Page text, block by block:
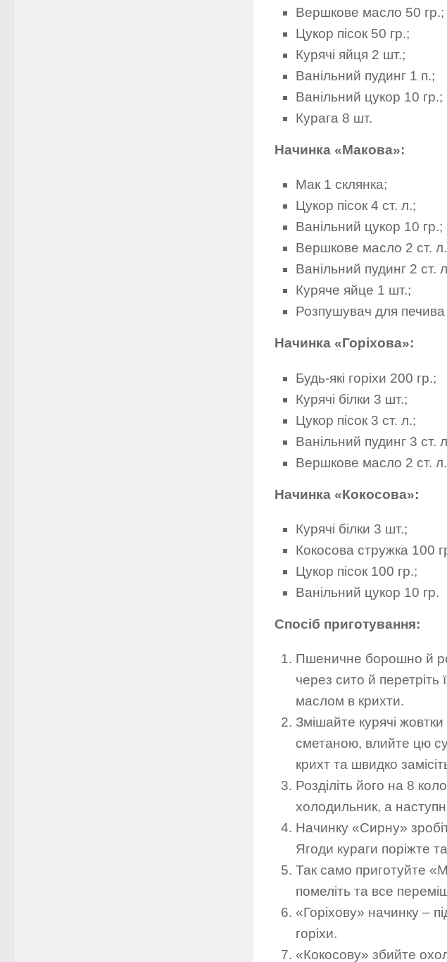
Вершкове масло 50 гр.;
Цукор пісок 50 гр.;
Курячі яйця 2 шт.;
Ванільний пудинг 1 п.;
Ванільний цукор 10 гр.;
Курага 8 шт.
Начинка «Макова»:
Мак ️1 склянка;
Цукор пісок 4 ст. л.;
Ванільний цукор 10 гр.;
Вершкове масло 2 ст.
Ванільний пудинг 2 ст.
Куряче яйце 1 шт.;
Розпушувач для
Начинка «Горіхова»:
Будь-які горіхи 200 гр.;
Курячі білки 3 шт.;
Цукор пісок 3 ст. л.;
Ванільний пудинг 3 ст.
Вершкове масло 2 ст. л.
Начинка «Кокосова»:
Курячі білки 3 шт.;
Кокосова стружка 100
Цукор пісок 100 гр.;
Ванільний цукор 10 гр.
Спосіб приготування:
Пшеничне борошно й
через сито й
маслом в крихти.
Змішайте курячі
сметаною, влийте цю
крихт та швидко
Розділіть його на 8
холодильник, а
Начинку «Сирну»
Ягоди кураги поріжте
Так само приготуйте
помеліть та все
«Горіхову» начинку –
горіхи.
«Кокосову» збийте